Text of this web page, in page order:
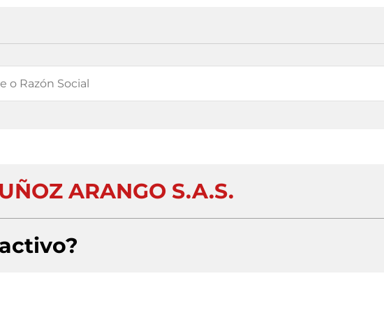
ARANGO S.A.S.